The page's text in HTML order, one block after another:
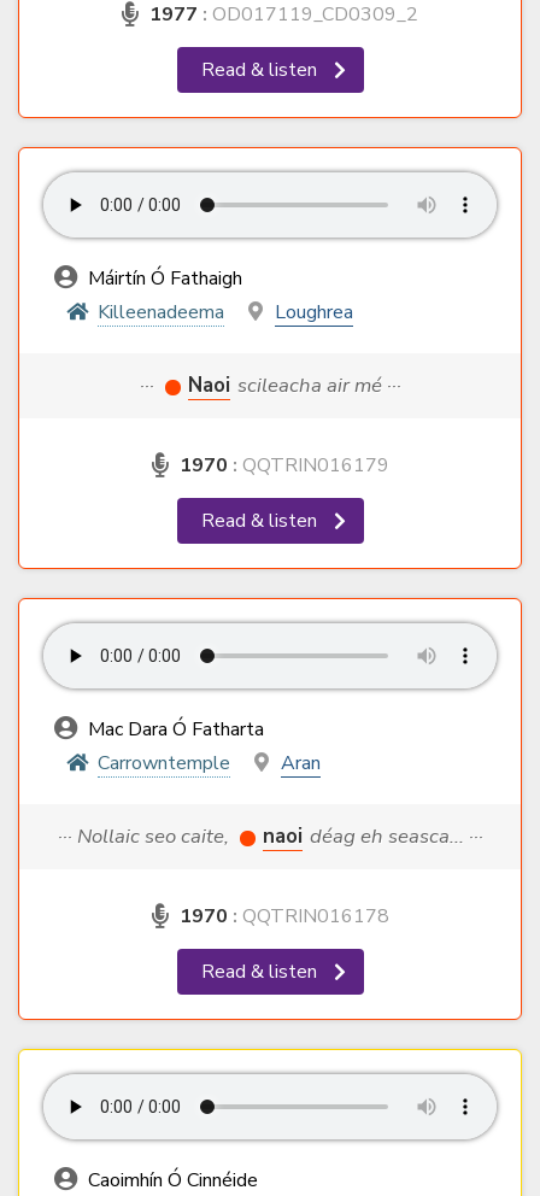
1977 : OD017119_CD0309_2
Read & listen
Máirtín Ó Fathaigh
Killeenadeema
Loughrea
··· Naoi scileacha air mé ···
1970 : QQTRIN016179
Read & listen
Mac Dara Ó Fatharta
Carrowntemple
Aran
··· Nollaic seo caite, naoi déag eh seasca... ···
1970 : QQTRIN016178
Read & listen
Caoimhín Ó Cinnéide